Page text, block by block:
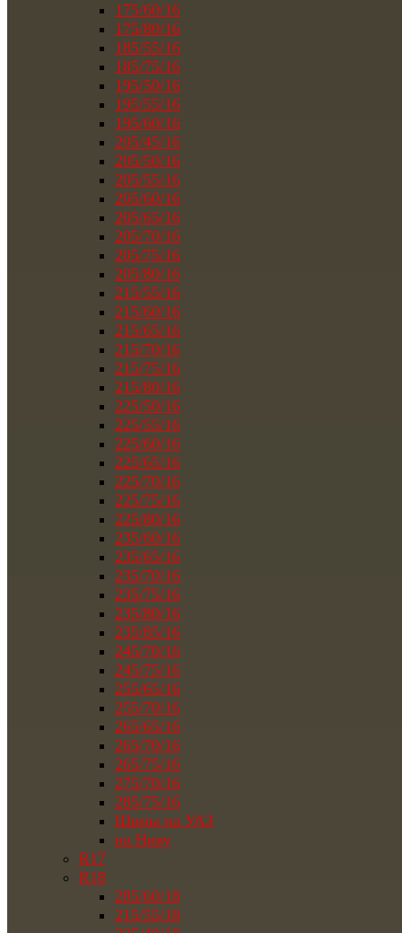
175/60/16
175/80/16
185/55/16
185/75/16
195/50/16
195/55/16
195/60/16
205/45/16
205/50/16
205/55/16
205/60/16
205/65/16
205/70/16
205/75/16
205/80/16
215/55/16
215/60/16
215/65/16
215/70/16
215/75/16
215/80/16
225/50/16
225/55/16
225/60/16
225/65/16
225/70/16
225/75/16
225/80/16
235/60/16
235/65/16
235/70/16
235/75/16
235/80/16
235/85/16
245/70/16
245/75/16
255/65/16
255/70/16
265/65/16
265/70/16
265/75/16
275/70/16
285/75/16
Шины на УАЗ
на Ниву
R17
R18
285/60/18
215/55/18